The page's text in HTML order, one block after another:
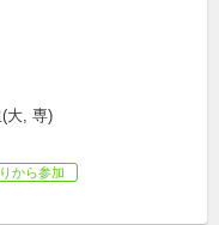
大, 専)
から参加